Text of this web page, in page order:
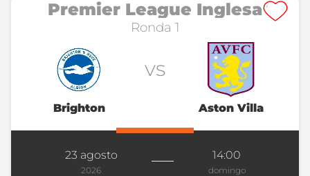
Premier League Inglesa
Ronda 1
Brighton
vs
Aston Villa
23 agosto
2026
14:00
domingo